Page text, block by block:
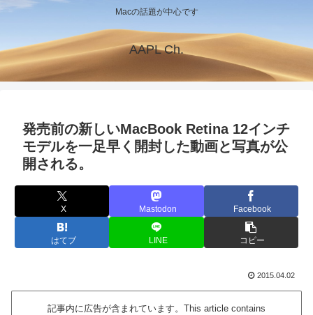
Macの話題が中心です
AAPL Ch.
発売前の新しいMacBook Retina 12インチ
モデルを一足早く開封した動画と写真が公
開される。
X Mastodon Facebook
はてブ LINE コピー
2015.04.02
記事内に広告が含まれています。This article contains